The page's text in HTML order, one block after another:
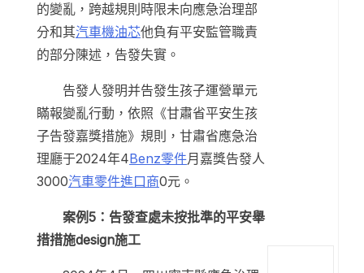
的變亂，跨越規則時限未向應急治理部
分和其汽車機油芯他負有平安監管職責
的部分陳述，告發失實。
告發人發明并告發生孩子運營單元
瞞報變亂行動，依照《甘肅省平安生孩
子告發嘉獎措施》規則，甘肅省應急治
理廳于2024年4Benz零件月嘉獎告發人
3000汽車零件進口商0元。
案例5：告發查處未按批準的平安舉
措措施design施工